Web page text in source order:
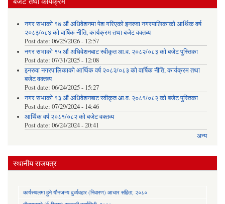
नगर सभाको १७ औं अधिवेशनमा पेश गरिएको इनरुवा नगरपालिकाको आर्थिक वर्ष
२०८३/०८४ को वार्षिक नीति, कार्यक्रम तथा बजेट वक्तव्य
Post date: 06/25/2026 - 12:57
नगर सभाको १५ औं अधिवेशनबाट स्वीकृत आ.व. २०८२/०८३ को बजेट पुस्तिका
Post date: 07/31/2025 - 12:08
इनरुवा नगरपालिकाको आर्थिक वर्ष २०८२/०८३ को वार्षिक नीति, कार्यक्रम तथा
बजेट वक्तव्य
Post date: 06/24/2025 - 15:27
नगर सभाको १३ औं अधिवेशनबाट स्वीकृत आ.व. २०८१/०८२ को बजेट पुस्तिका
Post date: 07/29/2024 - 14:46
आर्थिक वर्ष २०८१/०८२ को बजेट वक्तव्य
Post date: 06/24/2024 - 20:41
अन्य
स्थानीय राजपत्र
कार्यस्थलमा हुने यौनजन्य दुर्व्यवहार (निवारण) आचार संहिता, २०८०